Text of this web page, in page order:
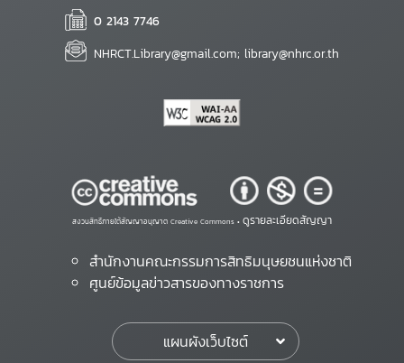
0 2143 7746
NHRCT.Library@gmail.com; library@nhrc.or.th
สงวนสิทธิ์ภายใต้สัญญาอนุญาต Creative Commons • ดูรายละเอียดสัญญา
สำนักงานคณะกรรมการสิทธิมนุษยชนแห่งชาติ
ศูนย์ข้อมูลข่าวสารของทางราชการ
แผนผังเว็บไซต์